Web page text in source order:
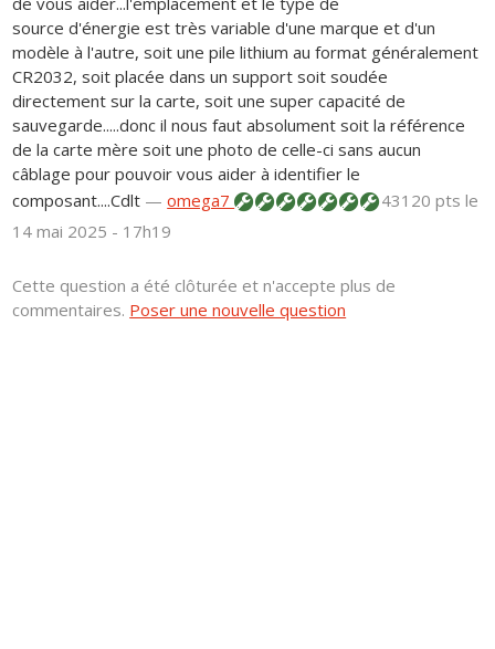
source d'énergie est très variable d'une marque et d'un
modèle à l'autre, soit une pile lithium au format généralement
CR2032, soit placée dans un support soit soudée
directement sur la carte, soit une super capacité de
sauvegarde.....donc il nous faut absolument soit la référence
de la carte mère soit une photo de celle-ci sans aucun
câblage pour pouvoir vous aider à identifier le
composant....Cdlt —omega7 43120 ptsle
14 mai 2025 - 17h19
Cette question a été clôturée et n'accepte plus de
commentaires. Poser une nouvelle question